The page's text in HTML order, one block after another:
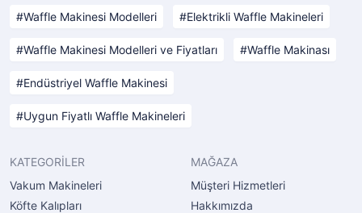
Waffle Makinesi Modelleri Elektrikli Waffle Makineleri
Waffle Makinesi Modelleri ve Fiyatları Waffle Makinası
Endüstriyel Waffle Makinesi
Uygun Fiyatlı Waffle Makineleri
KATEGORİLER
Vakum Makineleri
Köfte Kalıpları
MAĞAZA
Müşteri Hizmetleri
Hakkımızda